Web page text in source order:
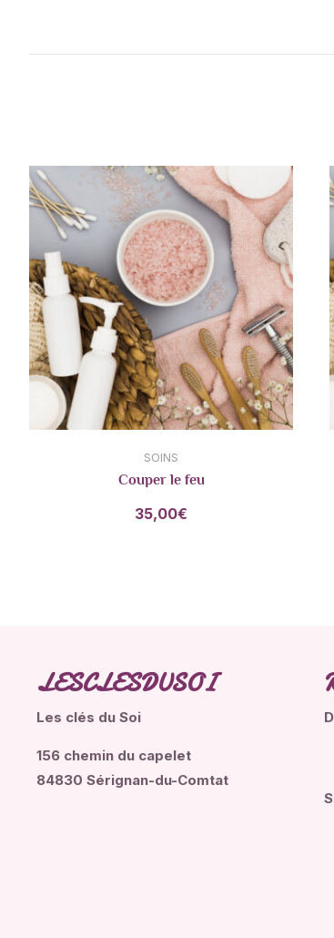
SOINS
Couper le feu
35,00€
LESCLESDUSOI
Les clés du Soi
156 chemin du capelet
84830 Sérignan-du-Comtat